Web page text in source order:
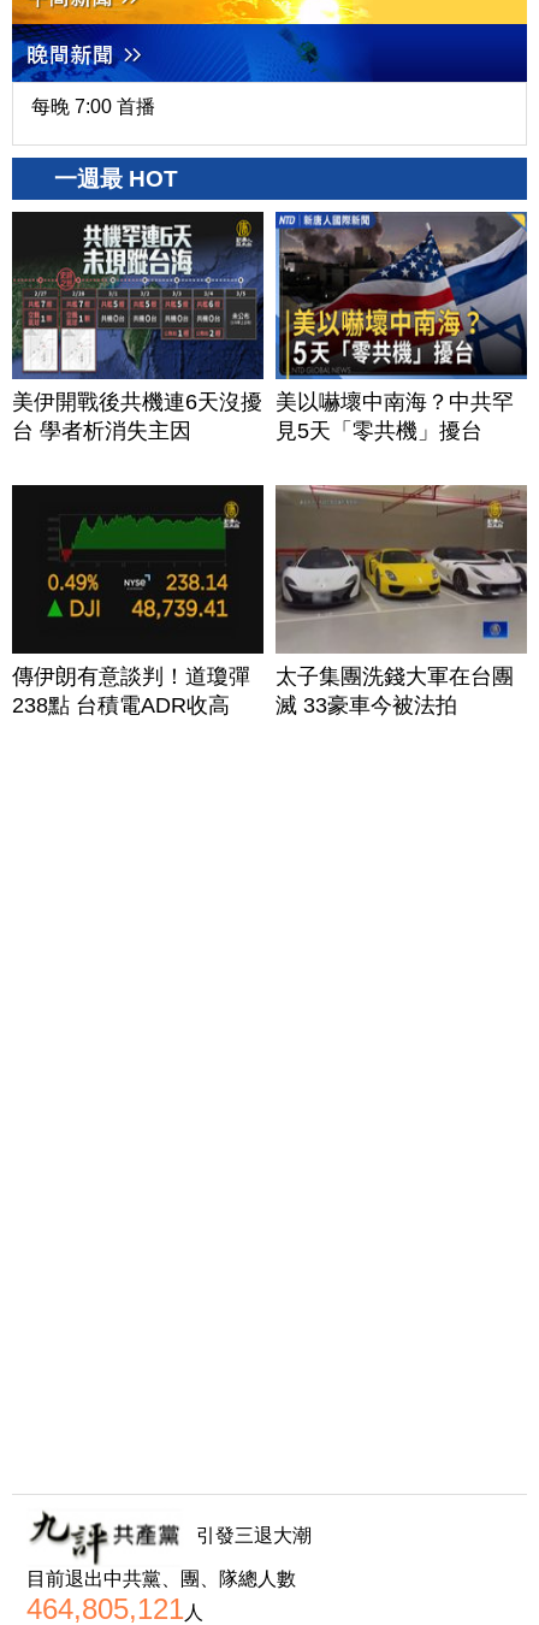
每晚 7:00 首播
一週最 HOT
美伊開戰後共機連6天沒擾
台 學者析消失主因
美以嚇壞中南海？中共罕
見5天「零共機」擾台
傳伊朗有意談判！道瓊彈
238點 台積電ADR收高
太子集團洗錢大軍在台團
滅 33豪車今被法拍
引發三退大潮
目前退出中共黨、團、隊總人數
464,805,121人